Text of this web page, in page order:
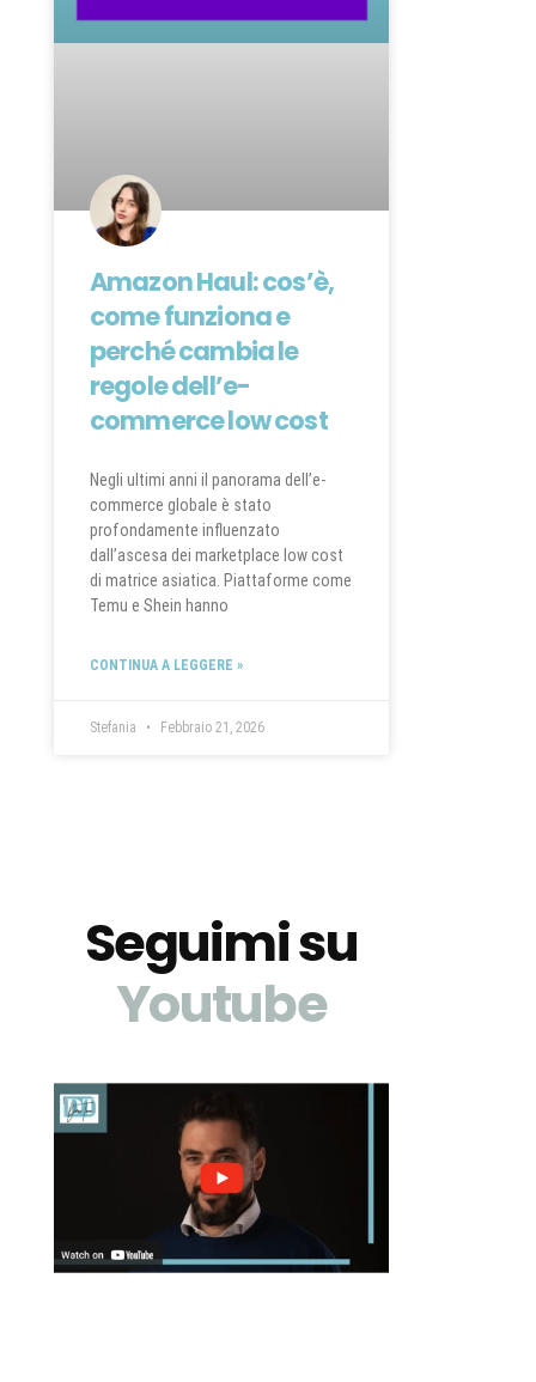
Amazon Haul: cos’è,
come funziona e
perché cambia le
regole dell’e-
commerce low cost
Negli ultimi anni il panorama dell’e-
commerce globale è stato
profondamente influenzato
dall’ascesa dei marketplace low cost
di matrice asiatica. Piattaforme come
Temu e Shein hanno
CONTINUA A LEGGERE »
Stefania Febbraio 21, 2026
Seguimi su
Youtube